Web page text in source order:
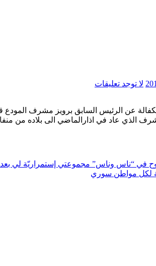
لا توجد تعليقات
عن الرئيس السابق برويز مشرف المودع
الذي عاد في اذارالماضي الى بلاده من
في “ناس وناس” مجموعتي إستمراريّة لي
لكل مواطن سوري